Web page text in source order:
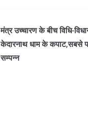
मंत्र उच्चारण के बीच विधि-
केदारनाथ धाम के कपाट,सबसे
सम्पन्न